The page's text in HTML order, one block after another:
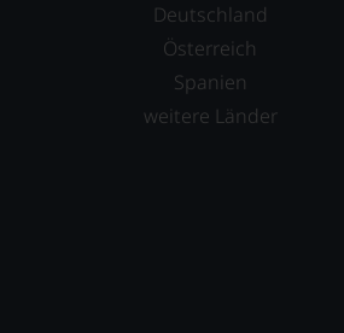
Deutschland
Österreich
Spanien
weitere Länder